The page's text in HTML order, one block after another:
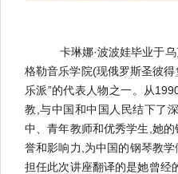
卡琳娜·波波娃毕业于
格勒音乐学院(现俄罗斯圣彼
乐派”的代表 人物之一。从
教,与中国和中国人民结下了
中、青年教师和优秀学生,她
誉和影响力, 为中国的钢琴教学
担任此次讲座翻译的是她曾经